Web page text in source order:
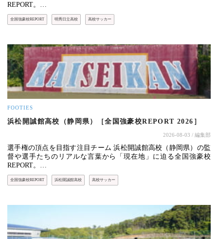
REPORT。…
全国強豪校REPORT 明秀日立高校 高校サッカー
FOOTIES
浜松開誠館高校（静岡県）［全国強豪校REPORT 2026］
2026-08-03 / 編集部
選手権の頂点を目指す注目チーム 浜松開誠館高校（静岡県）の監
督や選手たちのリアルな言葉から「現在地」に迫る全国強豪校
REPORT。…
全国強豪校REPORT 浜松開誠館高校 高校サッカー